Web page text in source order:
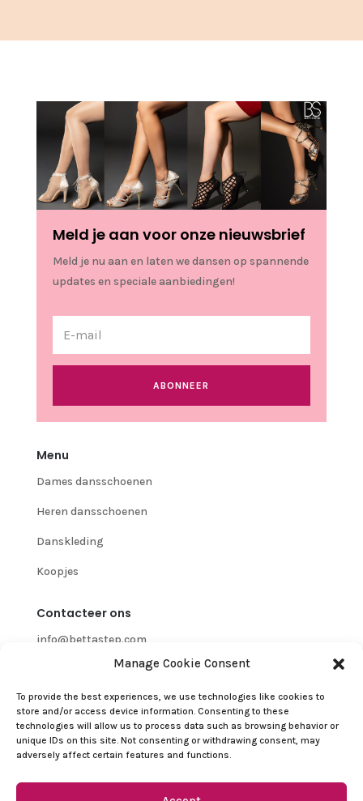
Manage Cookie Consent
To provide the best experiences, we use technologies like cookies to
store and/or access device information. Consenting to these
technologies will allow us to process data such as browsing behavior or
unique IDs on this site. Not consenting or withdrawing consent, may
adversely affect certain features and functions.
Meld je aan voor onze nieuwsbrief
Meld je nu aan en laten we dansen op spannende
updates en speciale aanbiedingen!
ABONNEER
Menu
Dames dansschoenen
Heren dansschoenen
Danskleding
Koopjes
Contacteer ons
info@bettastep.com
+32(0)485 39 45 33
BTW/VAT nr: 0548.745.826
Klantenservice
Terugbetalings- en retourbeleid